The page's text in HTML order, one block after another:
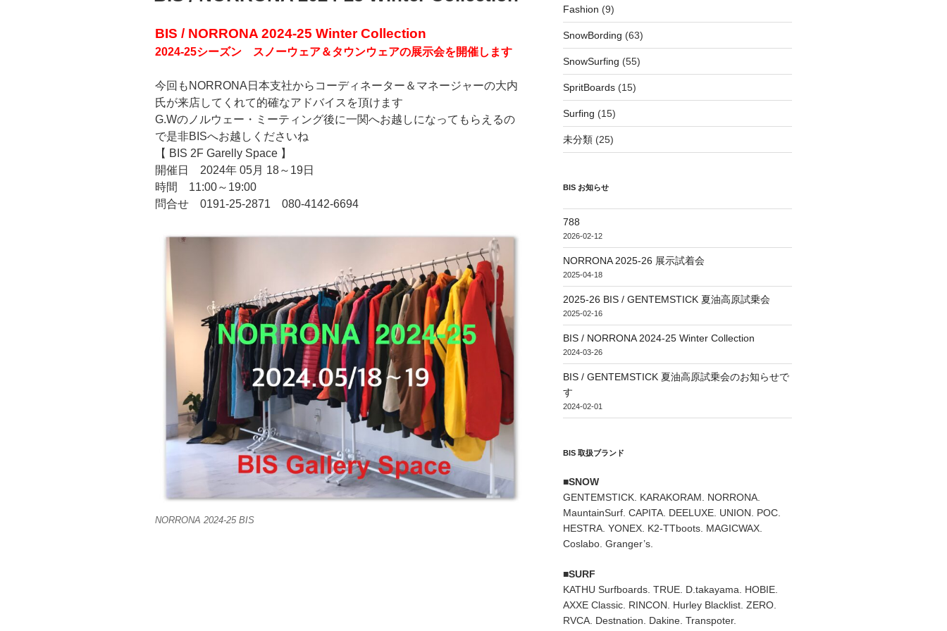
BIS / NORRONA 2024-25 Winter Collection
2024-25シーズン スノーウェア＆タウンウェアの展示会を開催します
今回もNORRONA日本支社からコーディネーター＆マネージャーの大内
氏が来店してくれて的確なアドバイスを頂けます
G.Wのノルウェー・ミーティング後に一関へお越しになってもらえるの
で是非BISへお越しくださいね
【 BIS 2F Garelly Space 】
開催日 2024年 05月 18～19日
時間 11:00～19:00
問合せ 0191-25-2871 080-4142-6694
NORRONA 2024-25 BIS
Fashion (9)
SnowBording (63)
SnowSurfing (55)
SpritBoards(15)
Surfing (15)
未分類(25)
BIS お知らせ
788
2026-02-12
NORRONA 2025-26 展示試着会
2025-04-18
2025-26 BIS / GENTEMSTICK 夏油高原試乗会
2025-02-16
BIS / NORRONA 2024-25 Winter Collection
2024-03-26
BIS / GENTEMSTICK 夏油高原試乗会のお知らせで
す
2024-02-01
BIS 取扱ブランド
■SNOW
GENTEMSTICK. KARAKORAM. NORRONA.
MauntainSurf. CAPITA. DEELUXE. UNION. POC.
HESTRA. YONEX. K2-TTboots. MAGICWAX.
Coslabo. Granger’s.
■SURF
KATHU Surfboards. TRUE. D.takayama. HOBIE.
AXXE Classic. RINCON. Hurley Blacklist. ZERO.
RVCA. Destnation. Dakine. Transpoter.